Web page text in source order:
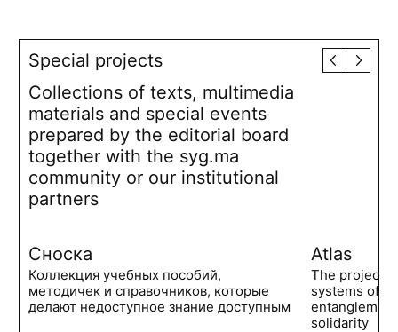
Special projects
Collections of texts, multimedia
materials and special events
prepared by the editorial board
together with the syg.ma
community or our institutional
partners
Сноска
Коллекция учебных пособий,
методичек и справочников, которые
делают недоступное знание доступным
Atlas
The project
systems of
solidarity